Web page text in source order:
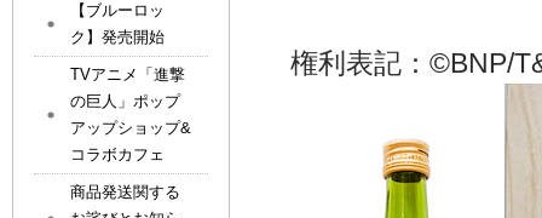
権利表記：©BNP/
【ブルーロッ
ク】発売開始
TVアニメ「進撃
の巨人」ポップ
アップショップ&
コラボカフェ
商品発送関する